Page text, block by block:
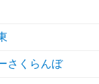
さくらんぼ